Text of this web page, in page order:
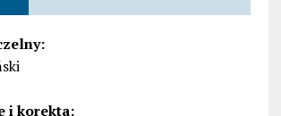
i korekta: